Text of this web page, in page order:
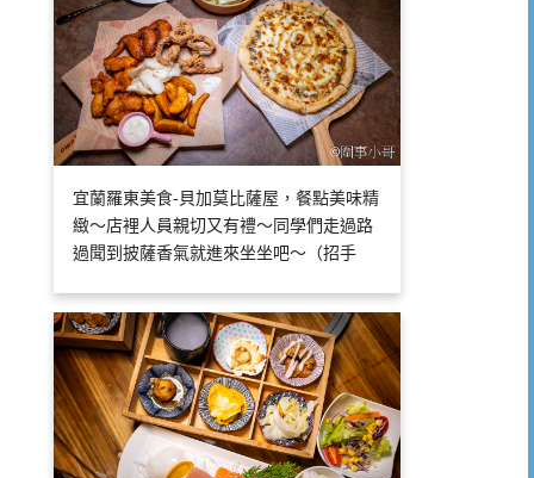
宜蘭羅東美食-貝加莫比薩屋，餐點美味精
緻～店裡人員親切又有禮～同學們走過路
過聞到披薩香氣就進來坐坐吧～（招手